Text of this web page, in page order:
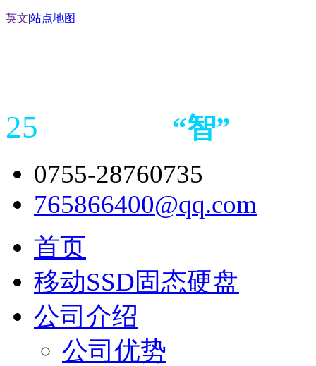
英文|站点地图
25 “智”
0755-28760735
765866400@qq.com
首页
移动SSD固态硬盘
公司介绍
公司优势